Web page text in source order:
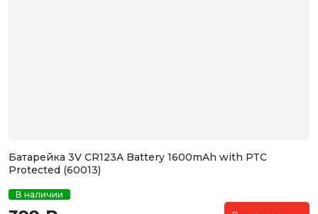
Батарейка 3V CR123A Battery 1600mAh with PTC
Protected (60013)
В наличии